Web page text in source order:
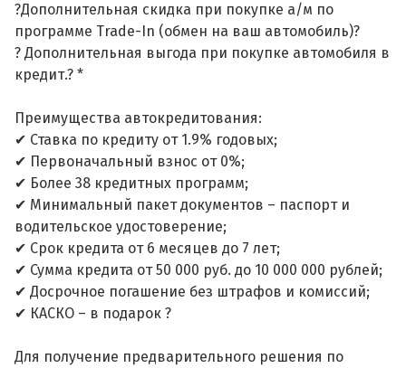
?Дополнительная скидка при покупке а/м по
программе Trade-In (обмен на ваш автомобиль)?
? Дополнительная выгода при покупке автомобиля в
кредит.? *
Преимущества автокредитования:
✔ Ставка по кредиту от 1.9% годовых;
✔ Первоначальный взнос от 0%;
✔ Более 38 кредитных программ;
✔ Минимальный пакет документов – паспорт и
водительское удостоверение;
✔ Срок кредита от 6 месяцев до 7 лет;
✔ Сумма кредита от 50 000 руб. до 10 000 000 рублей;
✔ Досрочное погашение без штрафов и комиссий;
✔ КАСКО – в подарок ?
Для получение предварительного решения по